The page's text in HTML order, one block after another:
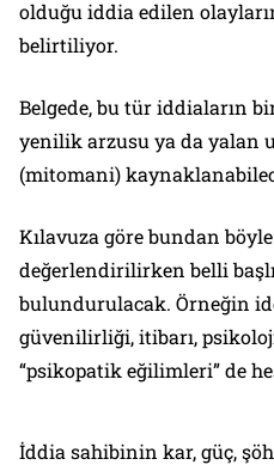
olduğu iddia edilen
belirtiliyor.
Belgede, bu tür iddiaların
yenilik arzusu ya da yalan
(mitomani)
Kılavuza göre bundan
değerlendirilirken belli
bulundurulacak. Örneğin
güvenilirliği, itibarı,
“psikopatik eğilimleri” de
İddia sahibinin kar, güç,